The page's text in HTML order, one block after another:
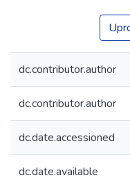
dc.contributor.author
dc.contributor.author
dc.date.accessioned
dc.date.available